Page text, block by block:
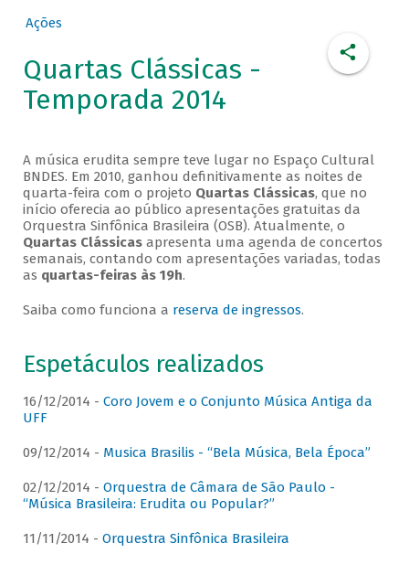
Ações
Quartas Clássicas -
Temporada 2014
A música erudita sempre teve lugar no Espaço Cultural
BNDES. Em 2010, ganhou definitivamente as noites de
quarta-feira com o projeto Quartas Clássicas, que no
início oferecia ao público apresentações gratuitas da
Orquestra Sinfônica Brasileira (OSB). Atualmente, o
Quartas Clássicasapresenta uma agenda de concertos
semanais, contando com apresentações variadas, todas
as quartas-feiras às 19h.
Saiba como funciona a reserva de ingressos.
Espetáculos realizados
16/12/2014 - Coro Jovem e o Conjunto Música Antiga da
UFF
09/12/2014 - Musica Brasilis - “Bela Música, Bela Época”
02/12/2014 - Orquestra de Câmara de São Paulo -
“Música Brasileira: Erudita ou Popular?”
11/11/2014 - Orquestra Sinfônica Brasileira